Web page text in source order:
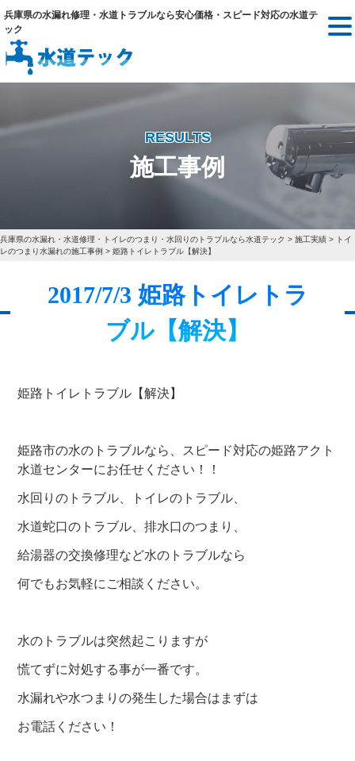
兵庫県の水漏れ修理・水道トラブルなら安心価格・スピード対応の水道テ
ック
RESULTS
施工事例
兵庫県の水漏れ・水道修理・トイレのつまり・水回りのトラブルなら水道テック > 施工実績 > トイ
レのつまり水漏れの施工事例 > 姫路トイレトラブル【解決】
2017/7/3 姫路トイレトラ
ブル【解決】
姫路トイレトラブル【解決】
姫路市の水のトラブルなら、スピード対応の姫路アクト
水道センターにお任せください！！
水回りのトラブル、トイレのトラブル、
水道蛇口のトラブル、排水口のつまり、
給湯器の交換修理など水のトラブルなら
何でもお気軽にご相談ください。
水のトラブルは突然起こりますが
慌てずに対処する事が一番です。
水漏れや水つまりの発生した場合はまずは
お電話ください！